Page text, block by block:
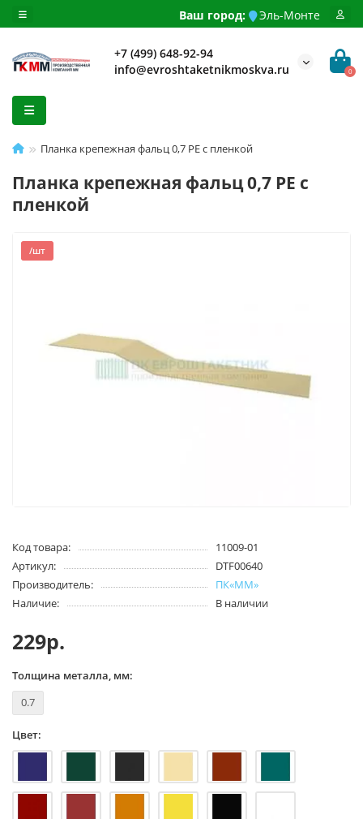
Ваш город: Эль-Монте
+7 (499) 648-92-94
info@evroshtaketnikmoskva.ru
0
Планка крепежная фальц 0,7 PE с пленкой
Планка крепежная фальц 0,7 PE с
пленкой
/шт
Код товара:
11009-01
Артикул:
DTF00640
Производитель:
ПК«ММ»
Наличие:
В наличии
229р.
Толщина металла, мм:
0.7
Цвет: